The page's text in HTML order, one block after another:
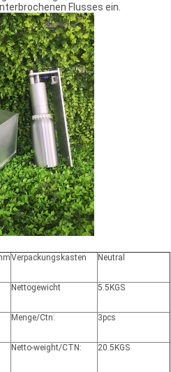
Flusses ein.
Verpackungskasten Neutral
Nettogewicht 5.5KGS
Menge/Ctn: 3pcs
Netto-weight/CTN: 20.5KGS